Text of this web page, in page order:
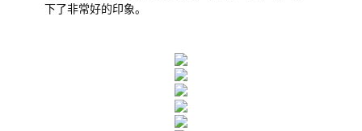
下了非常好的印象。